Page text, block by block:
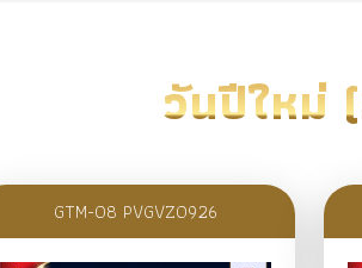
วันปีใหม่
GTM-08 PVGVZ0926